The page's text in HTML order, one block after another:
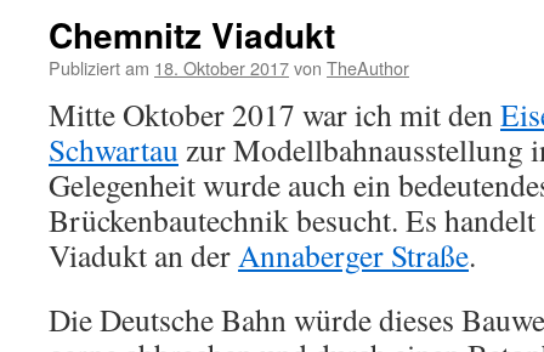
Chemnitz Viadukt
Publiziert am 18. Oktober 2017von TheAuthor
Mitte Oktober 2017 war ich mit den
Schwartau zur Modellbahnausstellung
Gelegenheit wurde auch ein
Brückenbautechnik besucht. Es
Viadukt an derAnnaberger Straße.
Die Deutsche Bahn würde dieses